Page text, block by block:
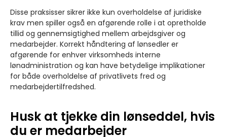
Disse praksisser sikrer ikke kun overholdelse af juridiske
krav men spiller også en afgørende rolle i at opretholde
tillid og gennemsigtighed mellem arbejdsgiver og
medarbejder. Korrekt håndtering af lønsedler er
afgørende for enhver virksomheds interne
lønadministration og kan have betydelige implikationer
for både overholdelse af privatlivets fred og
medarbejdertilfredshed.
Husk at tjekke din lønseddel, hvis
du er medarbejder